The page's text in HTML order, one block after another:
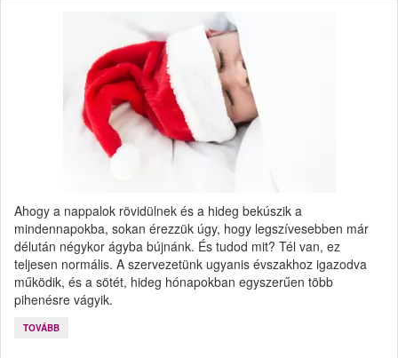
Ahogy a nappalok rövidülnek és a hideg bekúszik a
mindennapokba, sokan érezzük úgy, hogy legszívesebben már
délután négykor ágyba bújnánk. És tudod mit? Tél van, ez
teljesen normális. A szervezetünk ugyanis évszakhoz igazodva
működik, és a sötét, hideg hónapokban egyszerűen több
pihenésre vágyik.
TOVÁBB